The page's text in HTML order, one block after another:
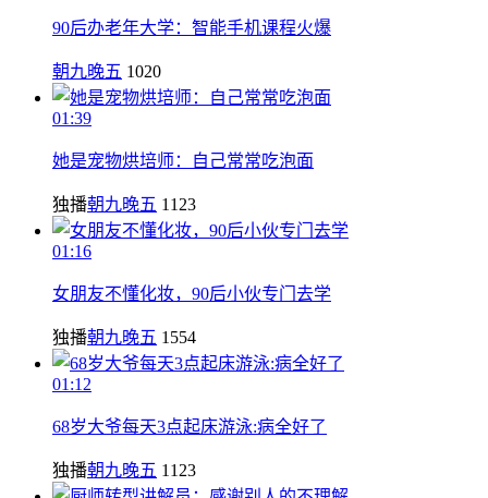
90后办老年大学：智能手机课程火爆
朝九晚五 1020
01:39
她是宠物烘培师：自己常常吃泡面
独播朝九晚五 1123
01:16
女朋友不懂化妆，90后小伙专门去学
独播朝九晚五 1554
01:12
68岁大爷每天3点起床游泳:病全好了
独播朝九晚五 1123